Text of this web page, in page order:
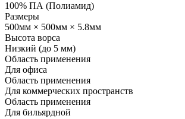
100% ПА (Полиамид)
Размеры
500мм × 500мм × 5.8мм
Высота ворса
Низкий (до 5 мм)
Область применения
Для офиса
Область применения
Для коммерческих пространств
Область применения
Для бильярдной